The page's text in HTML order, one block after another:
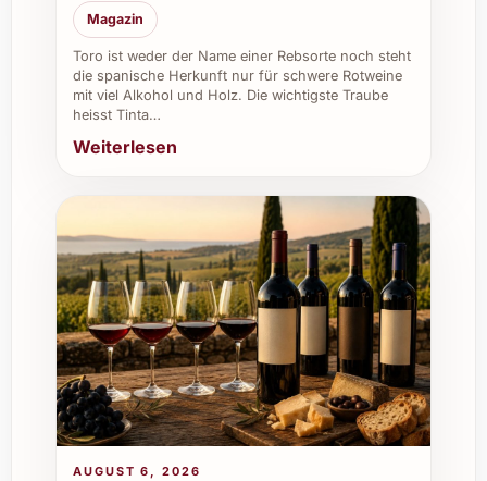
Restaurants:
mit seinem individuellen Charakter und
gehobenen Anspruch.
Weinkeller:
Perfekte Lagerfähigkeit für
Sammler und Weinliebhaber, die Wert
auf Qualität legen.
Atmosphäre und eignet sich als
exklusives Geschenk oder
Motivationsmittel.
Magazin
Toro ist weder der Name einer Rebsorte noch steht
die spanische Herkunft nur für schwere Rotweine
mit viel Alkohol und Holz. Die wichtigste Traube
heisst Tinta…
Weiterlesen
AUGUST 6, 2026